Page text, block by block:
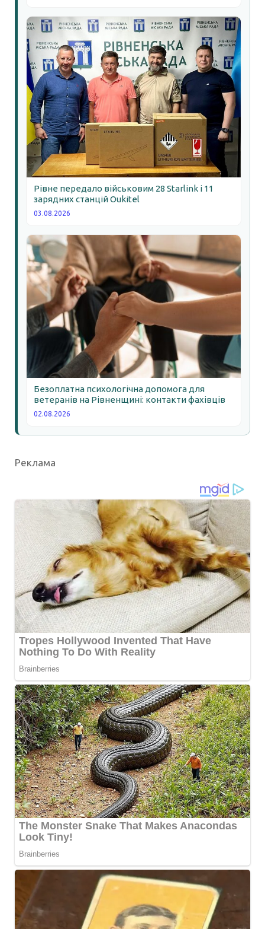
Рівне передало військовим 28 Starlink і 11
зарядних станцій Oukitel
03.08.2026
Безоплатна психологічна допомога для
ветеранів на Рівненщині: контакти фахівців
02.08.2026
Реклама